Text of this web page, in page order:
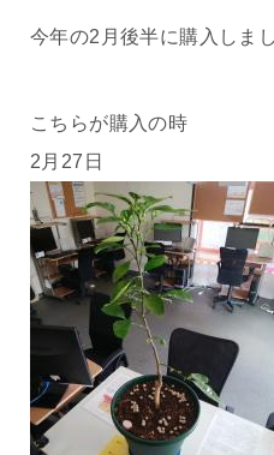
今年の2月後半に購入しま
こちらが購入の時
2月27日